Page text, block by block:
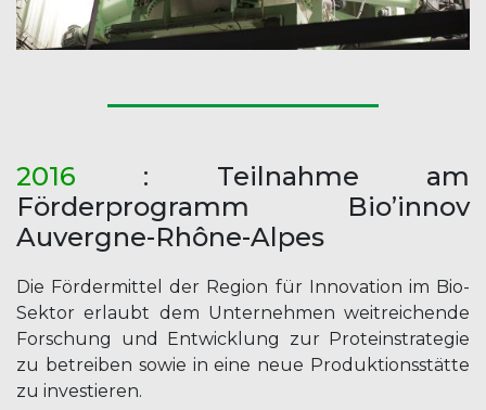
2016 : Teilnahme am
Förderprogramm Bio’innov
Auvergne-Rhône-Alpes
Die Fördermittel der Region für Innovation im Bio-
Sektor erlaubt dem Unternehmen weitreichende
Forschung und Entwicklung zur Proteinstrategie
zu betreiben sowie in eine neue Produktionsstätte
zu investieren.